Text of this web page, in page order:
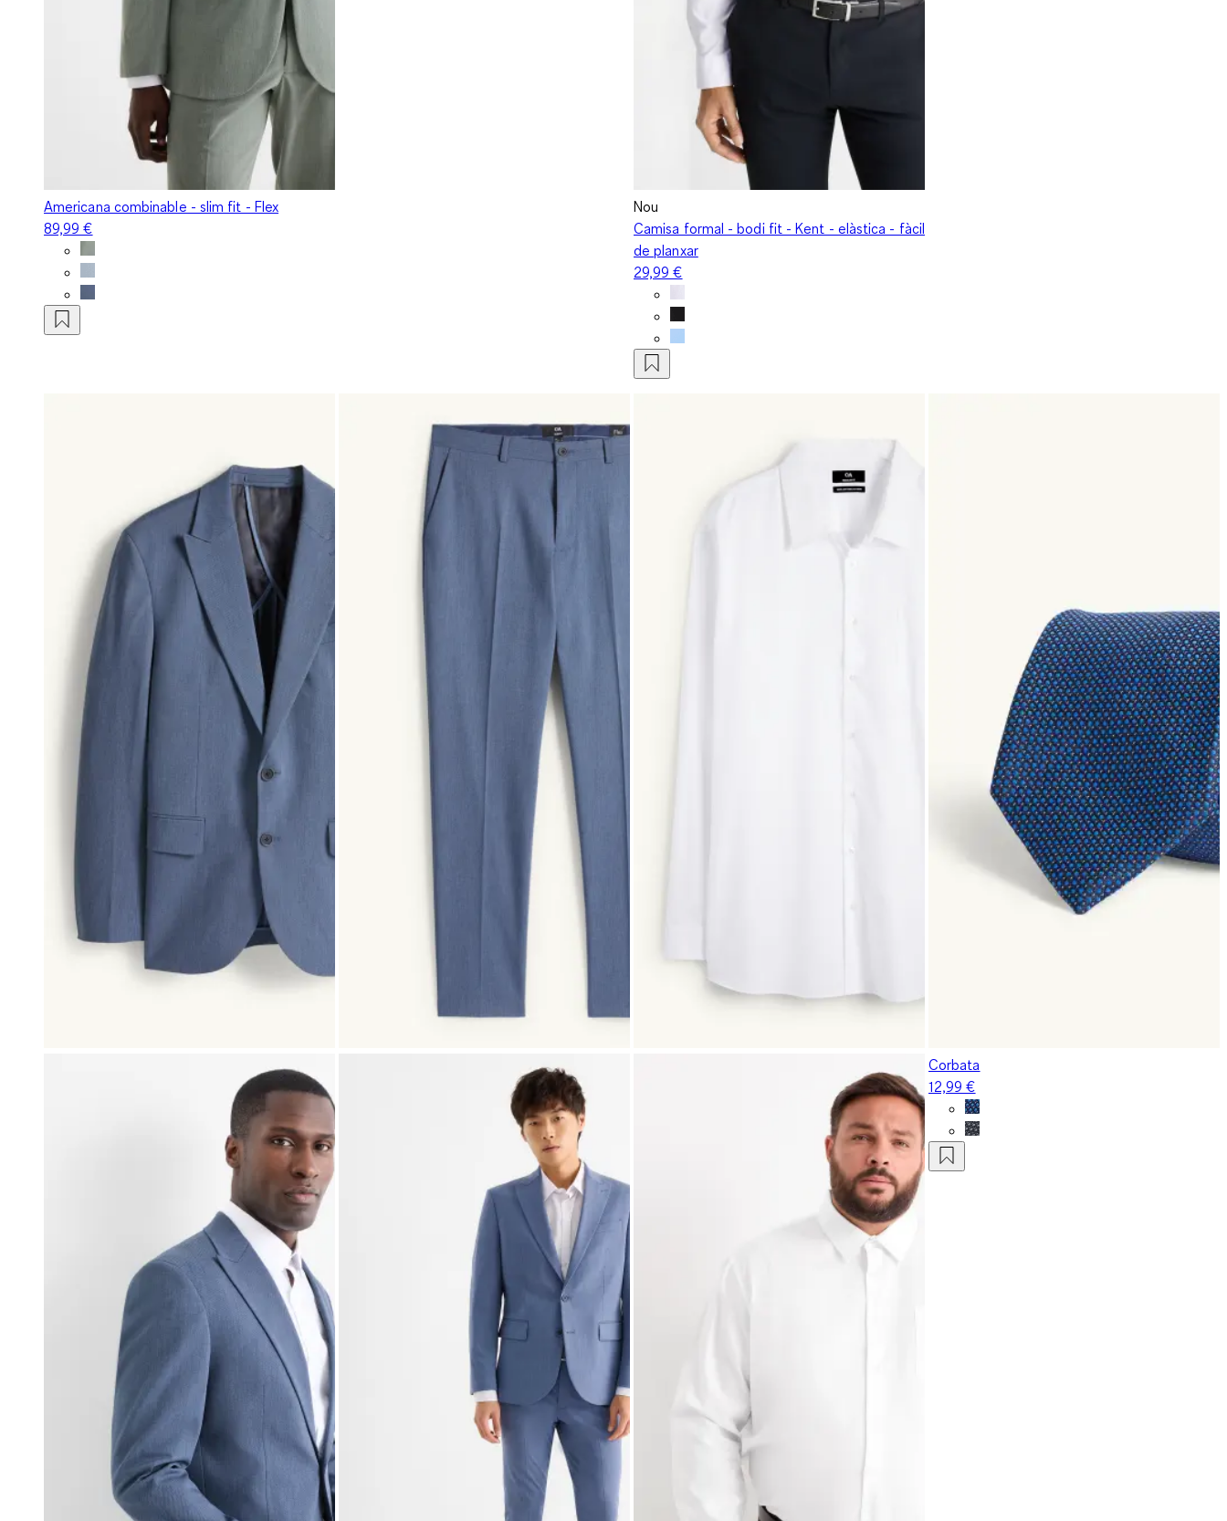
Americana combinable - slim fit - Flex
89,99 €
Nou
Camisa formal - bodi fit - Kent - elàstica - fàcil
de planxar
29,99 €
Corbata
12,99 €